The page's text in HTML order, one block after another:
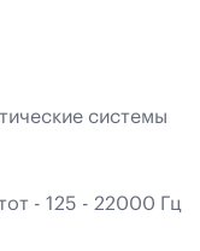
системы
- 125 - 22000 Гц